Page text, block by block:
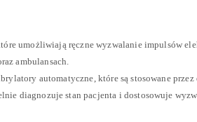
umożliwiają ręczne wyzwalanie impulsów
ambulansach.
automatyczne, które są stosowane
diagnozuje stan pacjenta i dostosowuje